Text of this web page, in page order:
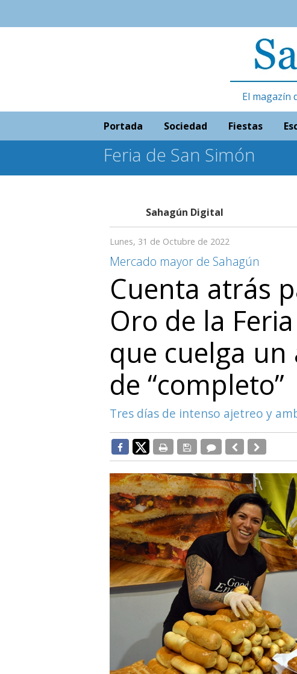
El magazín
Portada Sociedad Fiestas
Feria de San Simón
Sahagún Digital
Lunes, 31 de Octubre de 2022
Mercado mayor de Sahagún
Cuenta atrás
Oro de la
que cuelga
de “completo”
Tres días de intenso ajetreo y